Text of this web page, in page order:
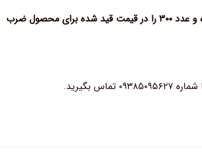
بطور مثال اگر عرض وارد شده ۱۰۰ سانتی متر وارد شود سیستم آن را سه برابر کرده و عدد ۳۰۰ را در قیمت قید شده برای محصول ضرب
بگیرید.